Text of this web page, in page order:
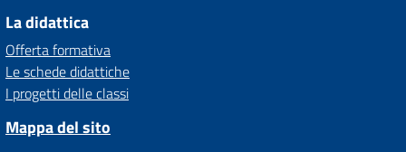
La didattica
Offerta formativa
Le schede didattiche
I progetti delle classi
Mappa del sito